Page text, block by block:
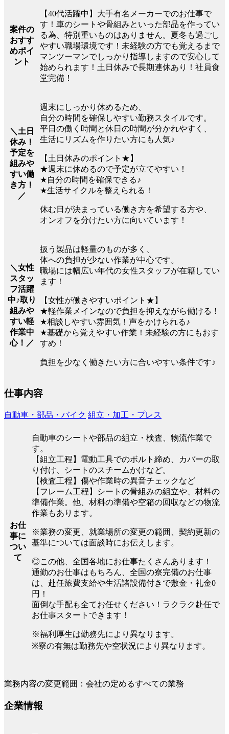
案件の
おすす
めポイ
ント
【40代活躍中】大手有名メーカーでのお仕事で
す！車のシートや骨組みといった部品を作ってい
る為、特別重いものはありません。夏冬も過ごし
やすい職場環境です！未経験の方でも覚えるまで
マンツーマンでしっかり指導しますので安心して
始められます！土日休みで長期連休あり！社員食
堂完備！
＼土日
休み！
予定を
組みや
すい働
き方！
／
週末にしっかり休めるため、
自分の時間を確保しやすい勤務スタイルです。
平日の働く時間と休日の時間が分かれやすく、
生活にリズムを作りたい方にも人気♪
【土日休みのポイント★】
★週末に休めるので予定が立てやすい！
★自分の時間を確保できる♪
★生活サイクルを整えられる！
休む日が決まっている働き方を希望する方や、
オンオフを分けたい方に向いています！
＼女性
スタッ
フ活躍
中♪取り
組みや
すい軽
作業中
心！／
扱う製品は軽量のものが多く、
体への負担が少ない作業が中心です。
職場には幅広い年代の女性スタッフが在籍してい
ます！
【女性が働きやすいポイント★】
★軽作業メインなので負担を抑えながら働ける！
★相談しやすい雰囲気！声をかけられる♪
★基礎から覚えやすい作業！未経験の方にもおす
すめ！
負担を少なく働きたい方に合いやすい条件です♪
仕事内容
自動車・部品・バイク 組立・加工・プレス
お仕
事に
つい
て
自動車のシートや部品の組立・検査、物流作業で
す。
【組立工程】電動工具でのボルト締め、カバーの取
り付け、シートのスチームかけなど。
【検査工程】傷や作業時の異音チェックなど
【フレーム工程】シートの骨組みの組立や、材料の
準備作業。他、材料の準備や空箱の回収などの物流
作業もあります。
※業務の変更、就業場所の変更の範囲、契約更新の
基準については面談時にお伝えします。
◎この他、全国各地にお仕事たくさんあります！
通勤のお仕事はもちろん、全国の寮完備のお仕事
は、赴任旅費支給や生活諸設備付きで敷金・礼金0
円！
面倒な手配も全てお任せください！ラクラク赴任で
お仕事スタートできます！
※福利厚生は勤務先により異なります。
※寮の有無は勤務先や空状況により異なります。
業務内容の変更範囲：会社の定めるすべての業務
企業情報